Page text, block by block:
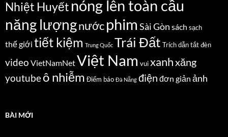
Nhiệt Huyết nóng lên toàn cầu
năng lượngnướcphim Sài Gòn sách sạch
thế giới tiết kiệm Trung Quốc Trái Đất Trích dẫntắt đèn
video VietNamNetViệt Nam vuixanhxăng
youtubeô nhiễm Điểm báo Đà Nẵng điện đơn giản ảnh
BÀI MỚI